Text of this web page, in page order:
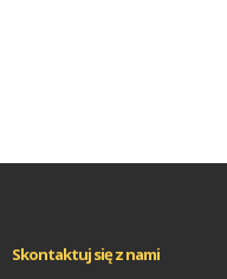
Skontaktuj się z nami